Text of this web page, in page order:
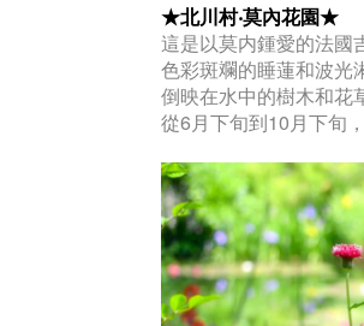
★北川村‧莫內花園★
這是以莫内鍾愛的法國
色彩斑斕的睡蓮和波光
倒映在水中的樹木和花
從6月下旬到10月下旬